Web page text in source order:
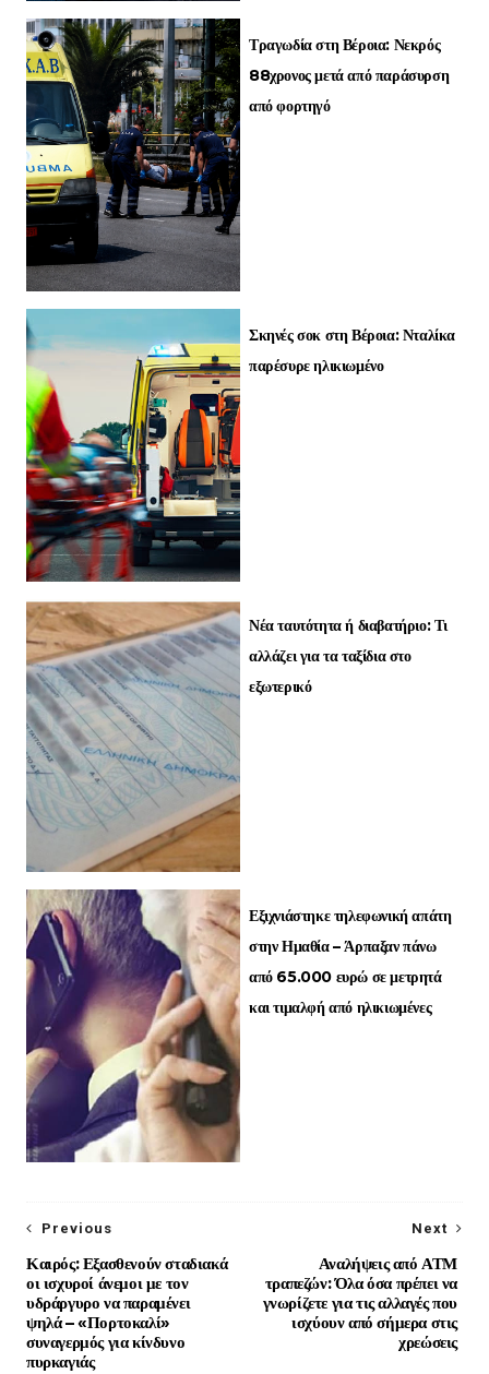
Τραγωδία στη Βέροια: Νεκρός
88χρονος μετά από παράσυρση
από φορτηγό
Σκηνές σοκ στη Βέροια: Νταλίκα
παρέσυρε ηλικιωμένο
Νέα ταυτότητα ή διαβατήριο: Τι
αλλάζει για τα ταξίδια στο
εξωτερικό
Εξιχνιάστηκε τηλεφωνική απάτη
στην Ημαθία – Άρπαξαν πάνω
από 65.000 ευρώ σε μετρητά
και τιμαλφή από ηλικιωμένες
Next
Αναλήψεις από ΑΤΜ
τραπεζών: Όλα όσα πρέπει να
γνωρίζετε για τις αλλαγές που
ισχύουν από σήμερα στις
χρεώσεις
Previous
Καιρός: Εξασθενούν σταδιακά
οι ισχυροί άνεμοι με τον
υδράργυρο να παραμένει
ψηλά – «Πορτοκαλί»
συναγερμός για κίνδυνο
πυρκαγιάς